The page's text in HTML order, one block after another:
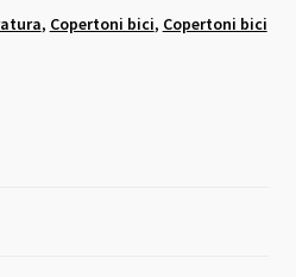
, Copertoni bici, Copertoni bici